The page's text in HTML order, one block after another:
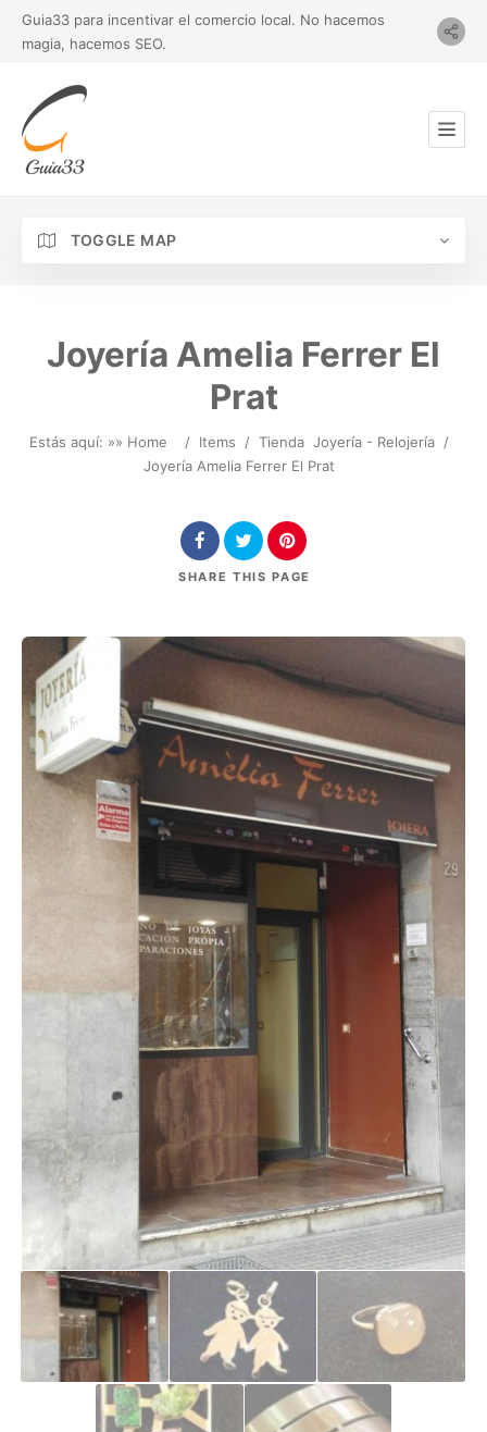
Guia33 para incentivar el comercio local. No hacemos
magia, hacemos SEO.
TOGGLE MAP
Joyería Amelia Ferrer El
Prat
Estás aquí: »» Home / Items / Tienda Joyería - Relojería /
Joyería Amelia Ferrer El Prat
SHARE THIS PAGE